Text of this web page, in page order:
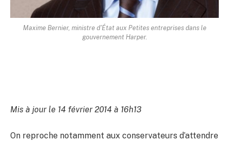
Maxime Bernier, ministre d'État aux Petites entreprises dans le
gouvernement Harper.
Mis à jour le 14 février 2014 à 16h13
On reproche notamment aux conservateurs d’attendre